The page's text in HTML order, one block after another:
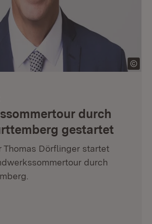
durch
gestartet
Thomas Dörflinger startet
durch